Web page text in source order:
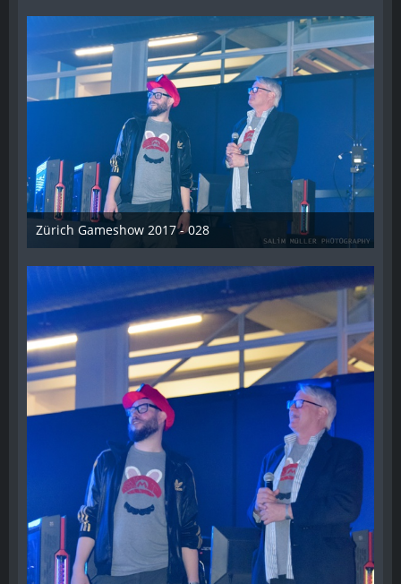
Zürich Gameshow 2017 - 028
28. Oktober 2017